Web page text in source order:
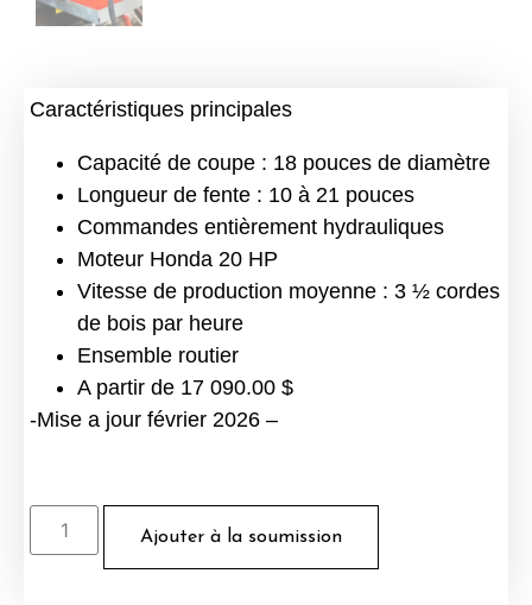
Caractéristiques principales
Capacité de coupe : 18 pouces de diamètre
Longueur de fente : 10 à 21 pouces
Commandes entièrement hydrauliques
Moteur Honda 20 HP
Vitesse de production moyenne : 3 ½ cordes
de bois par heure
Ensemble routier
A partir de 17 090.00 $
-Mise a jour février 2026 –
Ajouter à la soumission